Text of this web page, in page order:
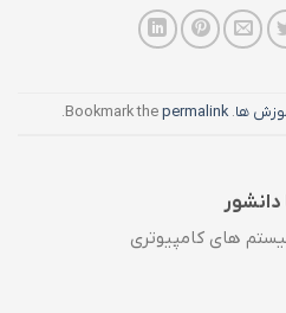
ها. Bookmark the
permalink
.
های کامپیوتری